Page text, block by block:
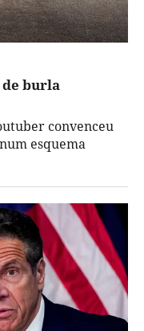
de burla
convenceu
esquema